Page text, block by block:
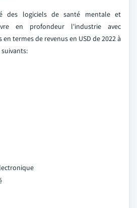
des logiciels de santé mentale et
en profondeur l'industrie avec
termes de revenus en USD de 2022 à